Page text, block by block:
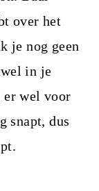
over het
je nog geen
in je
er wel voor
snapt, dus